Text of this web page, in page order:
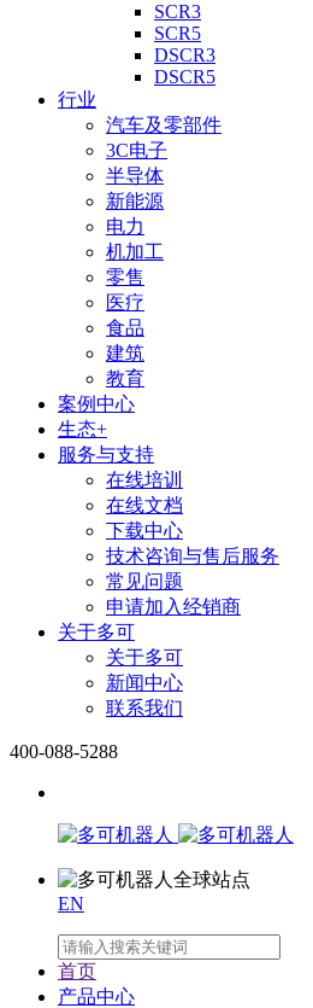
SCR3
SCR5
DSCR3
DSCR5
行业
汽车及零部件
3C电子
半导体
新能源
电力
机加工
零售
医疗
食品
建筑
教育
案例中心
生态+
服务与支持
在线培训
在线文档
下载中心
技术咨询与售后服务
常见问题
申请加入经销商
关于多可
关于多可
新闻中心
联系我们
400-088-5288
EN
首页
产品中心